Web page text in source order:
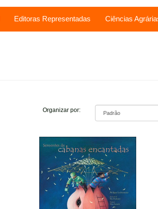
Editoras Representadas Ciências
Organizar por: